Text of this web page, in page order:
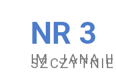
NR 3
IM. JANA
SZCZYTNIE